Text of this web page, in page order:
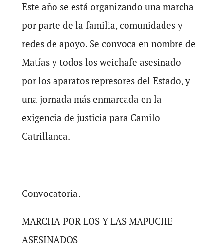
Este año se está organizando una marcha
por parte de la familia, comunidades y
redes de apoyo. Se convoca en nombre de
Matías y todos los weichafe asesinado
por los aparatos represores del Estado, y
una jornada más enmarcada en la
exigencia de justicia para Camilo
Catrillanca.
Convocatoria:
MARCHA POR LOS Y LAS MAPUCHE
ASESINADOS